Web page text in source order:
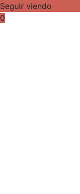
Seguir viendo
0